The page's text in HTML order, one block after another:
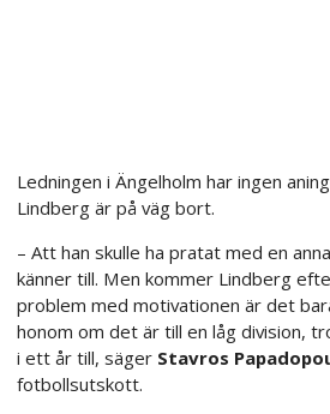
Ledningen i Ängelholm har ingen
Lindberg är på väg bort.
– Att han skulle ha pratat med en
känner till. Men kommer Lindberg
problem med motivationen är det
honom om det är till en låg division,
i ett år till, säger Stavros
fotbollsutskott.